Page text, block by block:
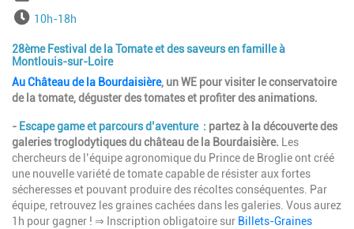
Horaires10h-18h
28ème Festival de la Tomate et des saveurs en famille à
Montlouis-sur-Loire
Au Château de la Bourdaisière, un WE pour visiter le conservatoire
de la tomate, déguster des tomates et profiter des animations.
- Escape game et parcours d’aventure : partez à la découverte des
galeries troglodytiques du château de la Bourdaisière.
Les
chercheurs de l’équipe agronomique du Prince de Broglie ont créé
une nouvelle variété de tomate capable de résister aux fortes
sécheresses et pouvant produire des récoltes conséquentes. Par
équipe, retrouvez les graines cachées dans les galeries. Vous aurez
1h pour gagner ! ⇒ Inscription obligatoire sur Billets-Graines